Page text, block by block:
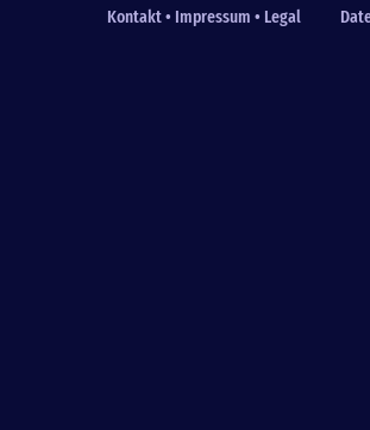
Fußzeile
Kontakt • Impressum • Legal